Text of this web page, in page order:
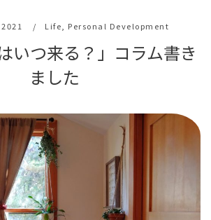
Life Personal Development
いつ来る？」コラム書き
ました